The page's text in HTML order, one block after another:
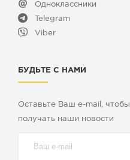
Одноклассники
Telegram
Viber
БУДЬТЕ С НАМИ
Оставьте Ваш e-mail, чтобы
получать наши новости